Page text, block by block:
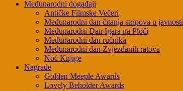
Međunarodni događaji
Antičke Filmske Večeri
Međunarodni dan čitanja stripova u javnosti
Međunarodni Dan Igara na Ploči
Međunarodni dan ručnika
Međunarodni dan Zvjezdanih ratova
Noć Knjige
Nagrade
Golden Meeple Awards
Lovely Beholder Awards